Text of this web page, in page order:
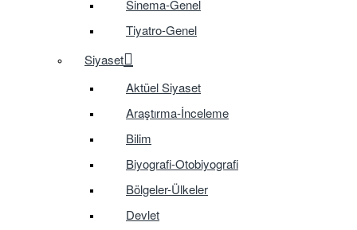
Sinema-Genel
Tiyatro-Genel
Siyaset
Aktüel Siyaset
Araştırma-İnceleme
Bilim
Biyografi-Otobiyografi
Bölgeler-Ülkeler
Devlet